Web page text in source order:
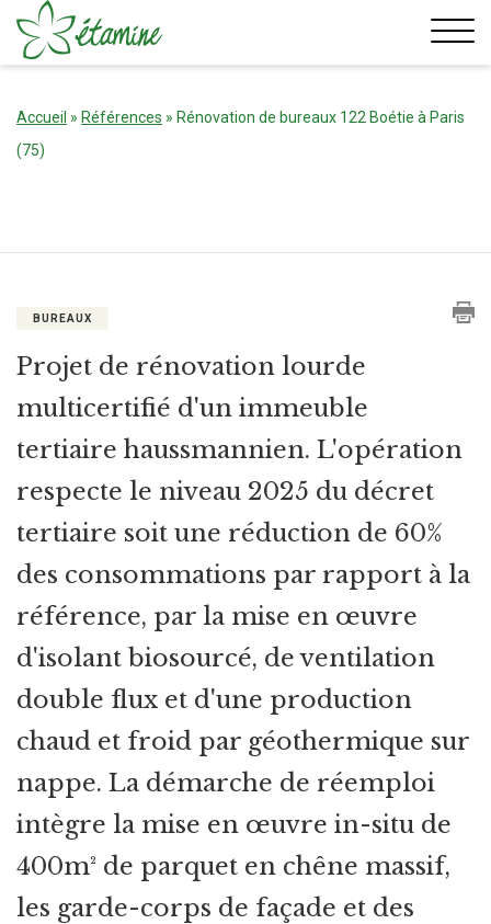
contenu
Accueil » Références » Rénovation de bureaux 122 Boétie à Paris
(75)
BUREAUX
Projet de rénovation lourde
multicertifié d'un immeuble
tertiaire haussmannien. L'opération
respecte le niveau 2025 du décret
tertiaire soit une réduction de 60%
des consommations par rapport à la
référence, par la mise en œuvre
d'isolant biosourcé, de ventilation
double flux et d'une production
chaud et froid par géothermique sur
nappe. La démarche de réemploi
intègre la mise en œuvre in-situ de
400m² de parquet en chêne massif,
les garde-corps de façade et des